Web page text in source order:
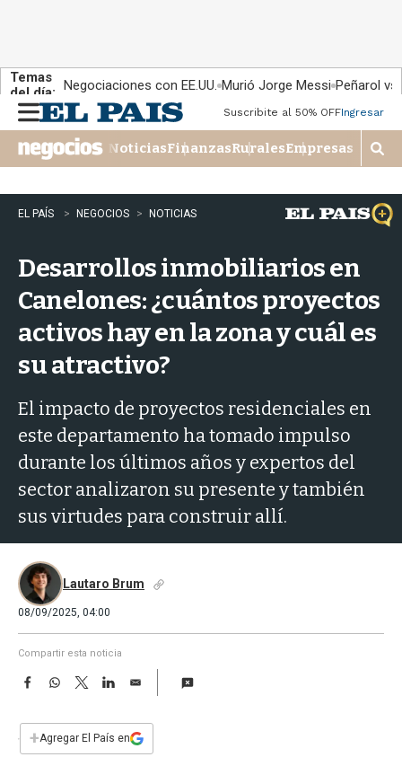
Temas
del día: Negociaciones con EE.UU. Murió Jorge Messi Peñarol
n
u
Suscribite al 50% OFFIngresar
NoticiasFinanzasRuralesEmpresas
M
o
s
t
r
�
EL PAÍS NEGOCIOS NOTICIAS
Desarrollos inmobiliarios en
Canelones: ¿cuántos proyectos
activos hay en la zona y cuál es
su atractivo?
El impacto de proyectos residenciales en
este departamento ha tomado impulso
durante los últimos años y expertos del
sector analizaron su presente y también
sus virtudes para construir allí.
Lautaro Brum
08/09/2025, 04:00
Compartir esta noticia
F
e
b
W
s
T
w
t
L
E
i
l
+Agregar El País en